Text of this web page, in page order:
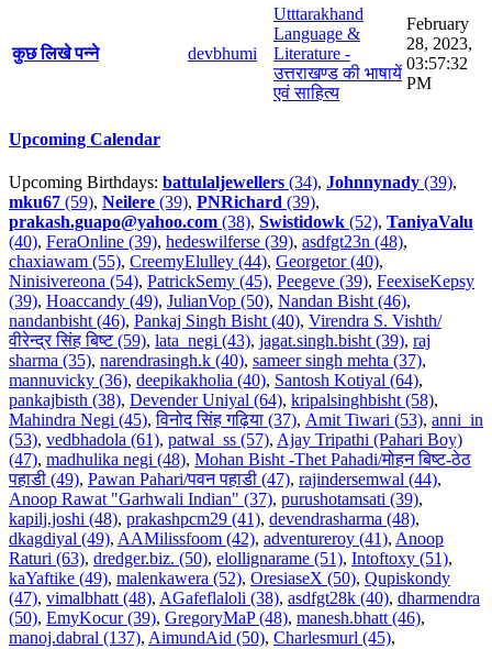
कुछ लिखे पन्ने devbhumi
Utttarakhand
Language &
Literature -
उत्तराखण्ड की भाषायें
एवं साहित्य
February
28, 2023,
03:57:32
PM
Upcoming Calendar
Upcoming Birthdays: battulaljewellers (34), Johnnynady (39),
mku67 (59), Neilere (39), PNRichard (39),
prakash.guapo@yahoo.com (38), Swistidowk (52), TaniyaValu
(40), FeraOnline (39), hedeswilferse (39), asdfgt23n (48),
chaxiawam (55), CreemyElulley (44), Georgetor (40),
Ninisivereona (54), PatrickSemy (45), Peegeve (39), FeexiseKepsy
(39), Hoaccandy (49), JulianVop (50), Nandan Bisht (46),
nandanbisht (46), Pankaj Singh Bisht (40), Virendra S. Vishth/
वीरेन्द्र सिंह बिष्ट (59), lata_negi (43), jagat.singh.bisht (39), raj
sharma (35), narendrasingh.k (40), sameer singh mehta (37),
mannuvicky (36), deepikakholia (40), Santosh Kotiyal (64),
pankajbisth (38), Devender Uniyal (64), kripalsinghbisht (58),
Mahindra Negi (45),विनोद सिंह गढ़िया (37), Amit Tiwari (53), anni_in
(53), vedbhadola (61), patwal_ss (57), Ajay Tripathi (Pahari Boy)
(47), madhulika negi (48), Mohan Bisht -Thet Pahadi/मोहन बिष्ट-ठेठ
पहाडी (49), Pawan Pahari/पवन पहाडी (47), rajindersemwal (44),
Anoop Rawat "Garhwali Indian" (37), purushotamsati (39),
kapilj.joshi (48), prakashpcm29 (41), devendrasharma (48),
dkagdiyal (49), AAMilissfoom (42), adventureroy (41), Anoop
Raturi (63), dredger.biz. (50), elollignarame (51), Intoftoxy (51),
kaYaftike (49), malenkawera (52), OresiaseX (50), Qupiskondy
(47), vimalbhatt (48), AGafeflaloli (38), asdfgt28k (40), dharmendra
(50), EmyKocur (39), GregoryMaP (48), manesh.bhatt (46),
manoj.dabral (137), AimundAid (50), Charlesmurl (45),